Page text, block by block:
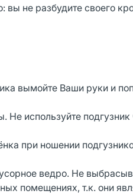
не разбудите своего
вымойте Ваши руки и
используйте
при ношении
ведро. Не
помещениях, т.к. они